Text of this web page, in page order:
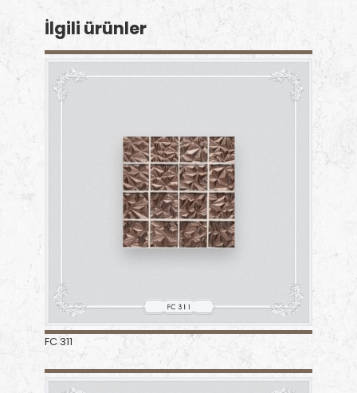
İlgili ürünler
FC 311